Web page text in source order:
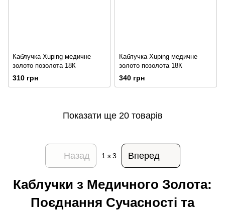
Каблучка Xuping медичне
золото позолота 18К
310 грн
Каблучка Xuping медичне
золото позолота 18К
340 грн
Показати ще 20 товарів
Назад 1 з 3 Вперед
Каблучки з Медичного Золота:
Поєднання Сучасності та